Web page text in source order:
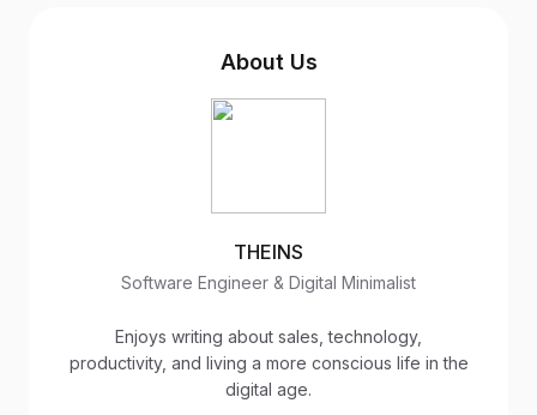
About Us
THEINS
Software Engineer & Digital Minimalist
Enjoys writing about sales, technology,
productivity, and living a more conscious life in the
digital age.